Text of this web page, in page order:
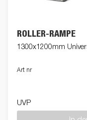
ROLLER-RAMPE
1300x1200mm
Art nr
UVP